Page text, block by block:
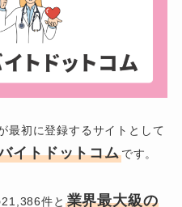
最初に登録するサイトとして
イトドットコムです。
件と 業界最大級の